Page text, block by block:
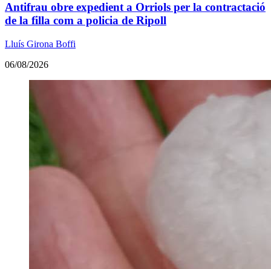
Antifrau obre expedient a Orriols per la contractació
de la filla com a policia de Ripoll
Lluís Girona Boffi
06/08/2026